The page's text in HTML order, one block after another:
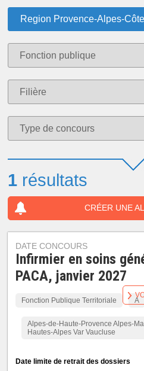
Region Provence-Alpes-
1 résultats
CRÉER UNE
DATE CONCOURS
Infirmier en soins
PACA, janvier 2027
Fonction Publique Territoriale A
Alpes-de-Haute-Provence Alpes-
Hautes-Alpes Var Vaucluse
Date limite de retrait des dossiers